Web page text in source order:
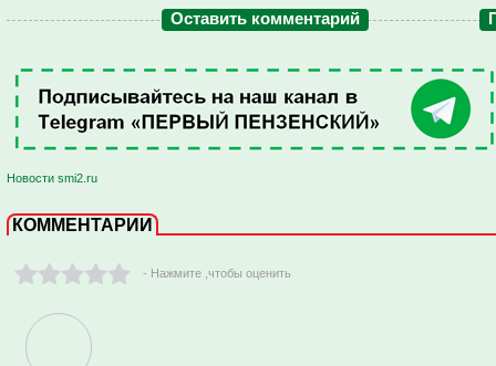
Оставить комментарий
Новости smi2.ru
КОММЕНТАРИИ
- Нажмите ,чтобы оценить